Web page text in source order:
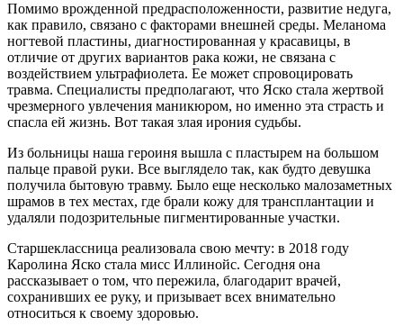
Помимо врожденной предрасположенности, развитие недуга,
как правило, связано с факторами внешней среды. Меланома
ногтевой пластины, диагностированная у красавицы, в
отличие от других вариантов рака кожи, не связана с
воздействием ультрафиолета. Ее может спровоцировать
травма. Специалисты предполагают, что Яско стала жертвой
чрезмерного увлечения маникюром, но именно эта страсть и
спасла ей жизнь. Вот такая злая ирония судьбы.
Из больницы наша героиня вышла с пластырем на большом
пальце правой руки. Все выглядело так, как будто девушка
получила бытовую травму. Было еще несколько малозаметных
шрамов в тех местах, где брали кожу для трансплантации и
удаляли подозрительные пигментированные участки.
Старшеклассница реализовала свою мечту: в 2018 году
Каролина Яско стала мисс Иллинойс. Сегодня она
рассказывает о том, что пережила, благодарит врачей,
сохранивших ее руку, и призывает всех внимательно
относиться к своему здоровью.